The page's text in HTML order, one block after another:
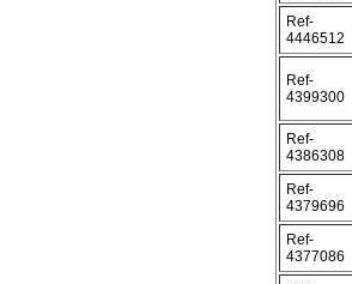
Ref-
4446512
Ref-
4399300
Ref-
4386308
Ref-
4379696
Ref-
4377086